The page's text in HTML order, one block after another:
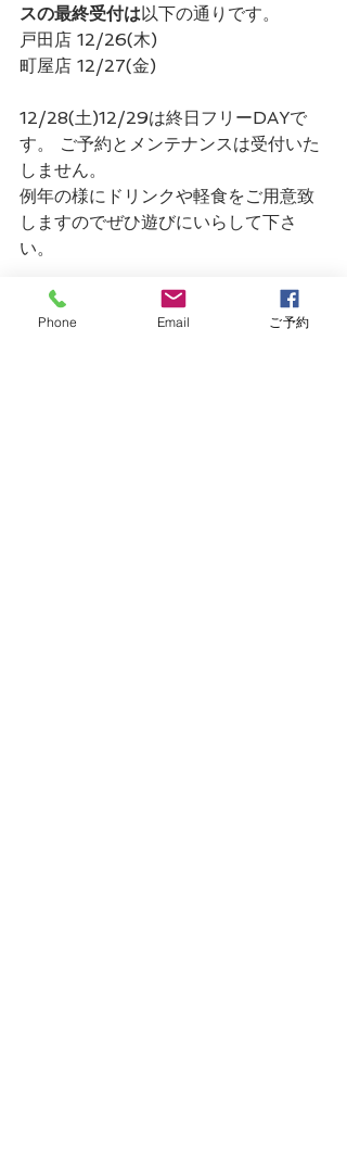
スの最終受付は以下の通りです。
戸田店 12/26(木)
町屋店 12/27(金)
12/28(土)12/29は終日フリーDAYで
す。 ご予約とメンテナンスは受付いた
しません。
例年の様にドリンクや軽食をご用意致
しますのでぜひ遊びにいらして下さ
い。
毎年言っておりますが、師走は何かと
急いで動いています。交通安全には十
Phone Email ご予約